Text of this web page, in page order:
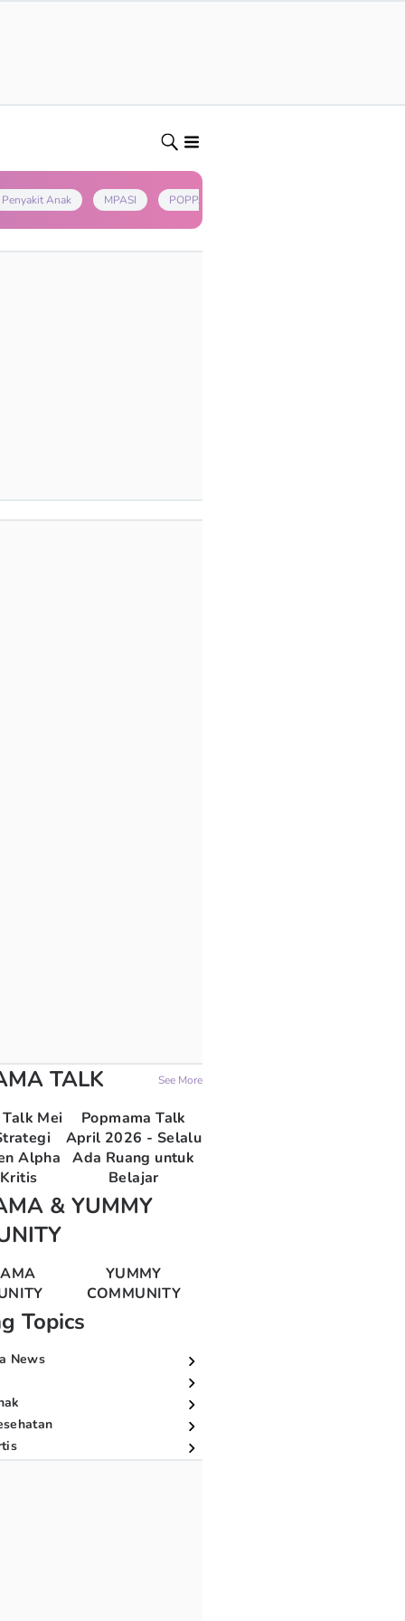
Penyakit Anak MPASI POPPAPA
TALK See More
Mei
Alpha
Popmama Talk
April 2026 - Selalu
Ada Ruang untuk
Belajar
& YUMMY
YUMMY
COMMUNITY
Topics
News